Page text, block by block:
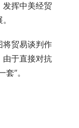
挥中美经贸
将贸易谈判作
由于直接对抗
”。